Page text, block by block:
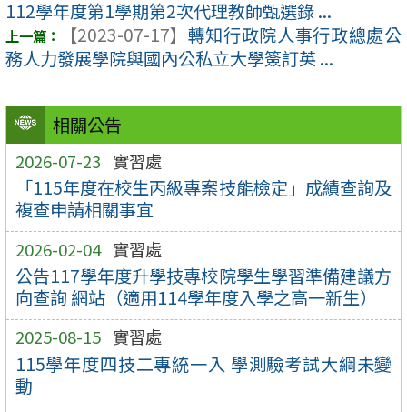
相關公告
2026-07-23 實習處
「115年度在校生丙級專案技能檢定」成績查詢及
複查申請相關事宜
2026-02-04 實習處
公告117學年度升學技專校院學生學習準備建議方
向查詢 網站（適用114學年度入學之高一新生）
2025-08-15 實習處
115學年度四技二專統一入 學測驗考試大綱未變
動
112學年度第1學期第2次代理教師甄選錄 ...
【2023-07-17】 轉知行政院人事行政總處公
務人力發展學院與國內公私立大學簽訂英 ...